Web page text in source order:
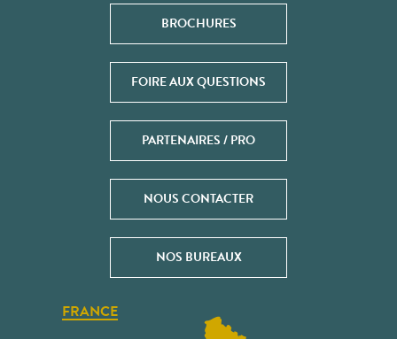
BROCHURES
FOIRE AUX QUESTIONS
PARTENAIRES / PRO
NOUS CONTACTER
NOS BUREAUX
FRANCE